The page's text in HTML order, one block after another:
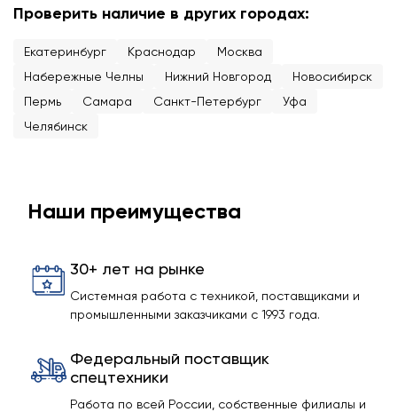
Проверить наличие в других городах:
Екатеринбург Краснодар
Москва
Набережные Челны
Нижний Новгород
Новосибирск
Пермь
Самара Санкт-Петербург
Уфа
Челябинск
Наши преимущества
30+ лет на рынке
Системная работа с техникой, поставщиками и
промышленными заказчиками с 1993 года.
Федеральный поставщик
спецтехники
Работа по всей России, собственные филиалы и